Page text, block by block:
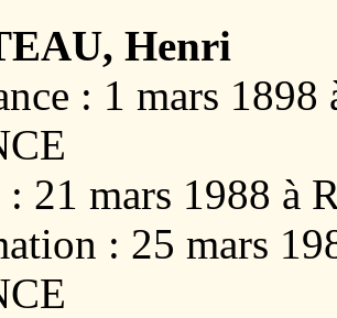
Henri
: 1 mars
: 21 mars 1988 à
: 25 mars